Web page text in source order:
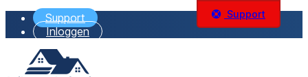
Support
Inloggen
Support